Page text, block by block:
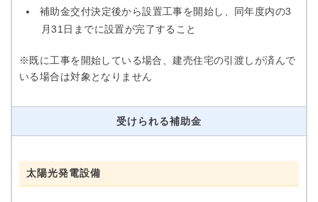
補助金交付決定後から設置工事を開始し、同年度内の3
月31日までに設置が完了すること
※既に工事を開始している場合、建売住宅の引渡しが済んで
いる場合は対象となりません
受けられる補助金
太陽光発電設備